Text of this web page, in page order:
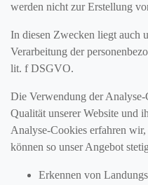
werden nicht zur Erstellung
In diesen Zwecken liegt auch
Verarbeitung der
lit. f DSGVO.
Die Verwendung der
Qualität unserer Website und
Analyse-Cookies erfahren
können so unser Angebot
Erkennen von